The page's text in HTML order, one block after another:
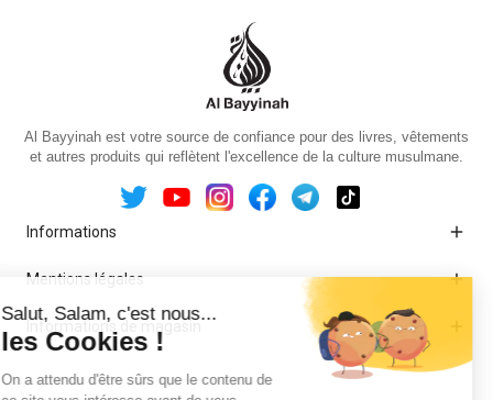
Al Bayyinah est votre source de confiance pour des livres, vêtements
et autres produits qui reflètent l'excellence de la culture musulmane.
Informations 
Mentions légales 
Informations de magasin